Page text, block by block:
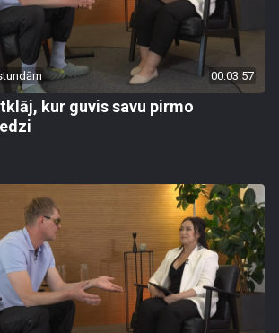
00:03:57
kur guvis savu pirmo